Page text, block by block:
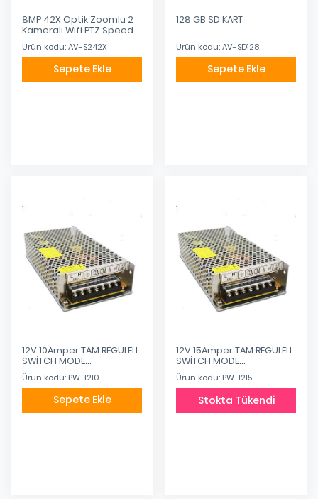
8MP 42X Optik Zoomlu 2
Kameralı Wifi PTZ Speed
Dome Kamera
Ürün kodu: AV-S242X
Sepete Ekle
128 GB SD KART
Ürün kodu: AV-SD128.
Sepete Ekle
12V 10Amper TAM REGÜLELİ
SWİTCH MODE
SOĞUTUCULU METAL
Ürün kodu: PW-1210.
Sepete Ekle
12V 15Amper TAM REGÜLELİ
SWİTCH MODE
SOĞUTUCULU METAL
Ürün kodu: PW-1215.
Stokta Tükendi